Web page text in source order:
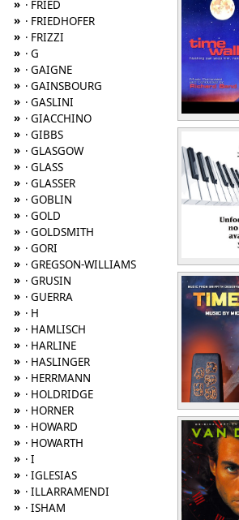
» · FRIED
» · FRIEDHOFER
» · FRIZZI
» · G
» · GAIGNE
» · GAINSBOURG
» · GASLINI
» · GIACCHINO
» · GIBBS
» · GLASGOW
» · GLASS
» · GLASSER
» · GOBLIN
» · GOLD
» · GOLDSMITH
» · GORI
» · GREGSON-WILLIAMS
» · GRUSIN
» · GUERRA
» · H
» · HAMLISCH
» · HARLINE
» · HASLINGER
» · HERRMANN
» · HOLDRIDGE
» · HORNER
» · HOWARD
» · HOWARTH
» · I
» · IGLESIAS
» · ILLARRAMENDI
» · ISHAM